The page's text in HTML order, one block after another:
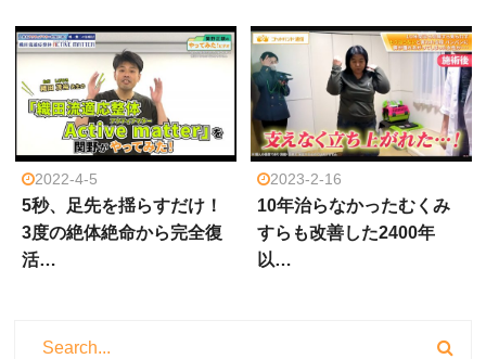
2022-4-5
5秒、足先を揺らすだけ！
3度の絶体絶命から完全復
活…
2023-2-16
10年治らなかったむくみ
すらも改善した2400年
以…